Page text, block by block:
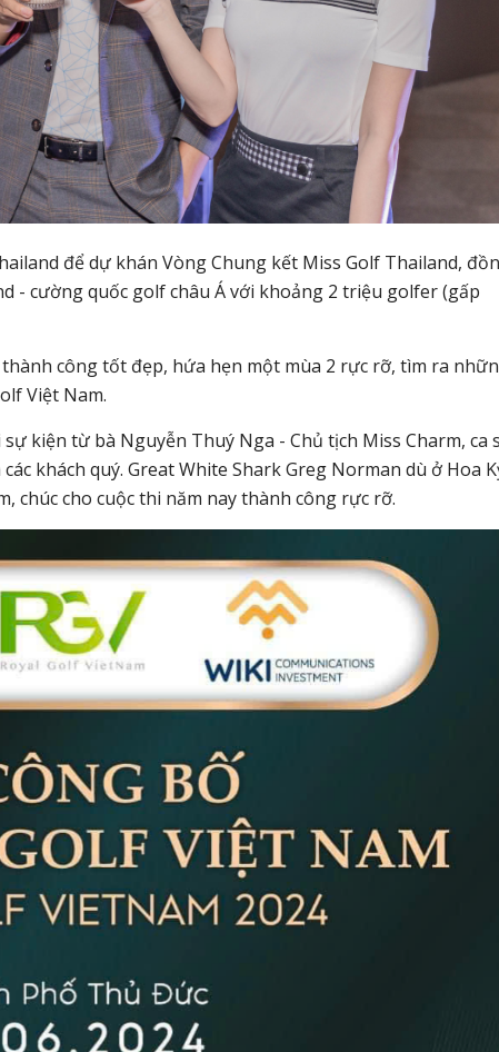
để dự khán Vòng Chung kết Miss Golf Thailand,
- cường quốc golf châu Á với khoảng 2 triệu golfer (gấp
công tốt đẹp, hứa hẹn một mùa 2 rực rỡ, tìm ra
Việt Nam.
kiện từ bà Nguyễn Thuý Nga - Chủ tịch Miss Charm, ca
khách quý. Great White Shark Greg Norman dù ở Hoa
chúc cho cuộc thi năm nay thành công rực rỡ.